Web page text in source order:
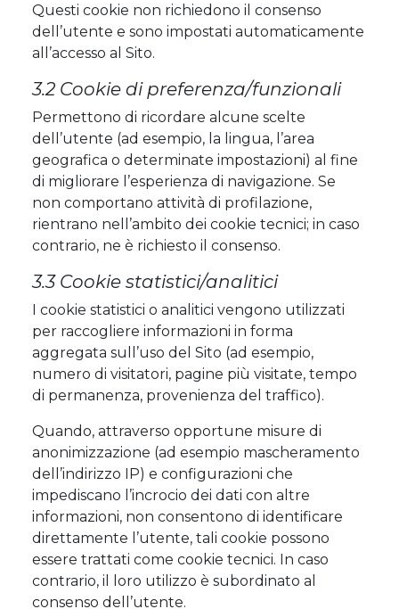
Questi cookie non richiedono il consenso
dell’utente e sono impostati automaticamente
all’accesso al Sito.
3.2 Cookie di preferenza/funzionali
Permettono di ricordare alcune scelte
dell’utente (ad esempio, la lingua, l’area
geografica o determinate impostazioni) al fine
di migliorare l’esperienza di navigazione. Se
non comportano attività di profilazione,
rientrano nell’ambito dei cookie tecnici; in caso
contrario, ne è richiesto il consenso.
3.3 Cookie statistici/analitici
I cookie statistici o analitici vengono utilizzati
per raccogliere informazioni in forma
aggregata sull’uso del Sito (ad esempio,
numero di visitatori, pagine più visitate, tempo
di permanenza, provenienza del traffico).
Quando, attraverso opportune misure di
anonimizzazione (ad esempio mascheramento
dell’indirizzo IP) e configurazioni che
impediscano l’incrocio dei dati con altre
informazioni, non consentono di identificare
direttamente l’utente, tali cookie possono
essere trattati come cookie tecnici. In caso
contrario, il loro utilizzo è subordinato al
consenso dell’utente.